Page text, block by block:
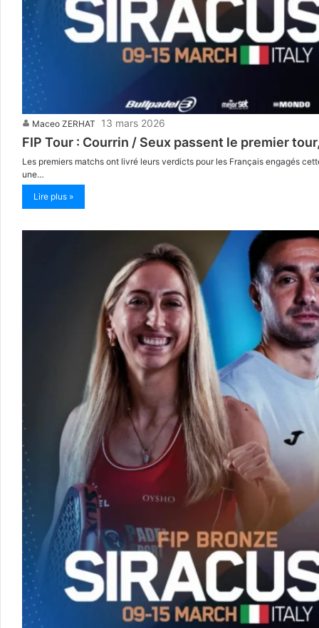
Maceo ZERHAT 13 mars 2026
FIP Tour : Courrin / Seux passent le premier
Les premiers matchs ont livré leurs verdicts pour les Français engagés
une…
Lire plus »